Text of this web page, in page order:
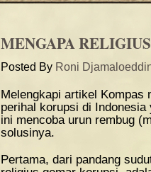
MENGAPA
Posted By Roni
Melengkapi artikel Kompas
perihal korupsi di
ini mencoba urun rembug
solusinya.
Pertama, dari pandang